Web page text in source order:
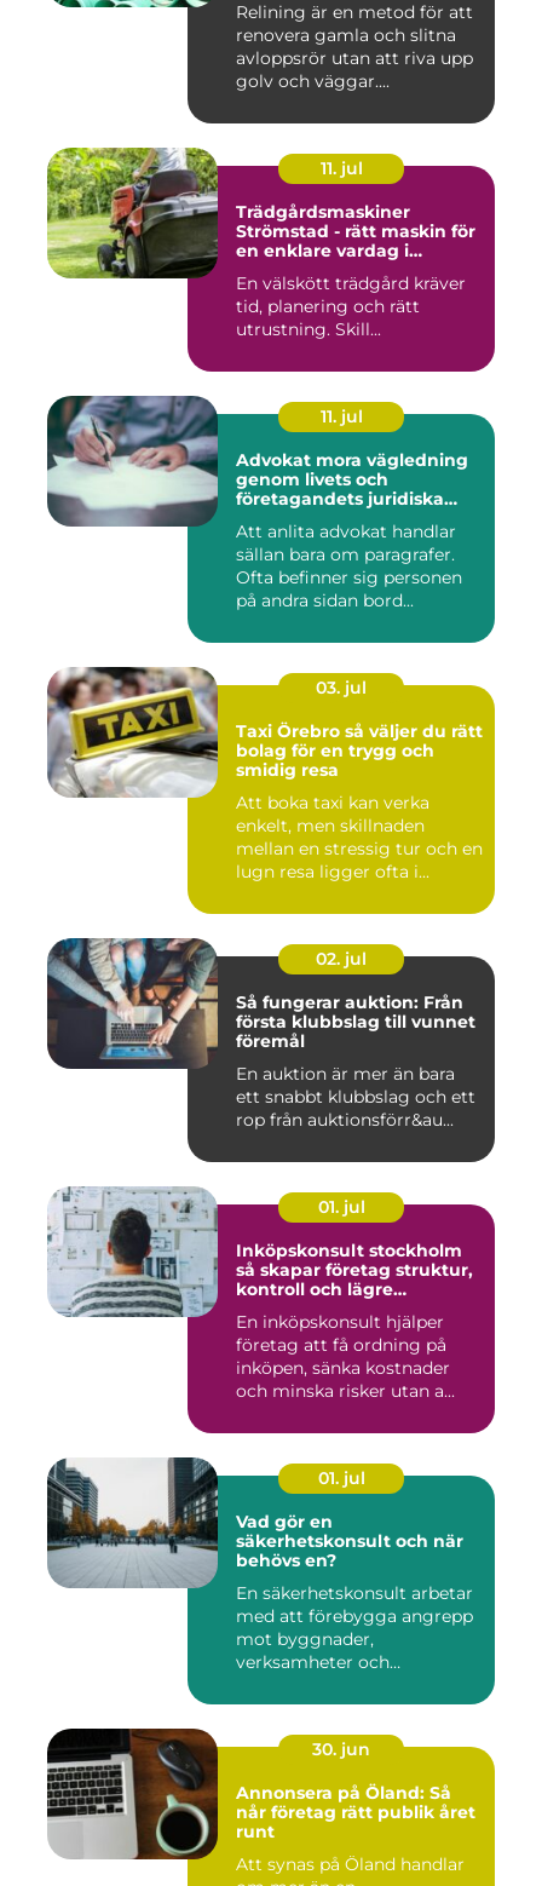
Relining är en metod för att
renovera gamla och slitna
avloppsrör utan att riva upp
golv och väggar....
11. jul
Trädgårdsmaskiner
Strömstad - rätt maskin för
en enklare vardag i
En välskött trädgård kräver
tid, planering och rätt
utrustning. Skill...
11. jul
Advokat mora vägledning
genom livets och
företagandets juridiska
Att anlita advokat handlar
sällan bara om paragrafer.
Ofta befinner sig personen
på andra sidan bord...
03. jul
Taxi Örebro så väljer du rätt
bolag för en trygg och
smidig resa
Att boka taxi kan verka
enkelt, men skillnaden
mellan en stressig tur och en
lugn resa ligger ofta i...
02. jul
Så fungerar auktion: Från
första klubbslag till vunnet
föremål
En auktion är mer än bara
ett snabbt klubbslag och ett
rop från auktionsförr&au...
01. jul
Inköpskonsult stockholm
så skapar företag struktur,
kontroll och lägre
En inköpskonsult hjälper
företag att få ordning på
inköpen, sänka kostnader
och minska risker utan a...
01. jul
Vad gör en
säkerhetskonsult och när
behövs en?
En säkerhetskonsult arbetar
med att förebygga angrepp
mot byggnader,
verksamheter och
30. jun
Annonsera på Öland: Så
når företag rätt publik året
runt
Att synas på Öland handlar